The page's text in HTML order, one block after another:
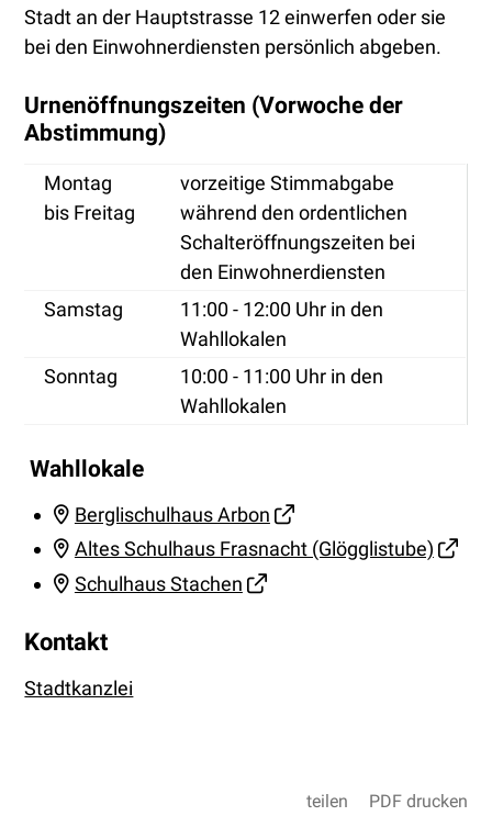
Stadt an der Hauptstrasse 12 einwerfen oder sie
bei den Einwohnerdiensten persönlich abgeben.
Urnenöffnungszeiten (Vorwoche der
Abstimmung)
Montag
bis Freitag
vorzeitige Stimmabgabe
während den ordentlichen
Schalteröffnungszeiten bei
den Einwohnerdiensten
Samstag
11:00 - 12:00 Uhr in den
Wahllokalen
Sonntag
10:00 - 11:00 Uhr in den
Wahllokalen
Wahllokale
Berglischulhaus Arbon
Altes Schulhaus Frasnacht (Glögglistube)
Schulhaus Stachen
Kontakt
Stadtkanzlei
teilen PDF drucken